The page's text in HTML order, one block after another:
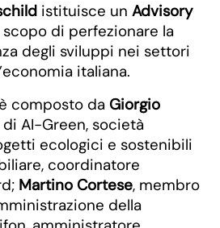
istituisce un Advisory
scopo di perfezionare la
degli sviluppi nei settori
italiana.
composto da Giorgio
AI-Green, società
ecologici e sostenibili
coordinatore
Martino Cortese, membro
della